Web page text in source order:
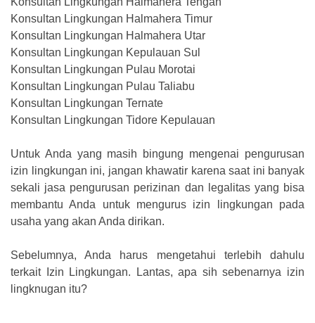
Konsultan Lingkungan Halmahera Timur
Konsultan Lingkungan Halmahera Utar
Konsultan Lingkungan Kepulauan Sul
Konsultan Lingkungan Pulau Morotai
Konsultan Lingkungan Pulau Taliabu
Konsultan Lingkungan Ternate
Konsultan Lingkungan Tidore Kepulauan
Untuk Anda yang masih bingung mengenai pengurusan
izin lingkungan ini, jangan khawatir karena saat ini banyak
sekali jasa pengurusan perizinan dan legalitas yang bisa
membantu Anda untuk mengurus izin lingkungan pada
usaha yang akan Anda dirikan.
Sebelumnya, Anda harus mengetahui terlebih dahulu
terkait Izin Lingkungan. Lantas, apa sih sebenarnya izin
lingknugan itu?